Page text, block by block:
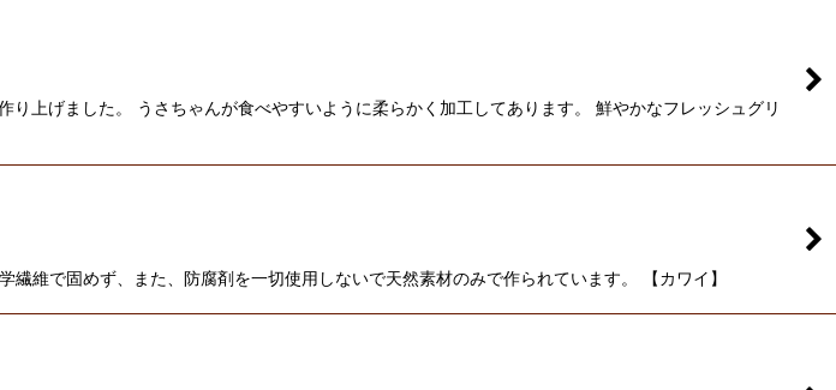
上げました。 うさちゃんが食べやすいように柔らかく加工してあります。 鮮やかなフレッシュグリ
維で固めず、また、防腐剤を一切使用しないで天然素材のみで作られています。 【カワイ】